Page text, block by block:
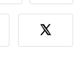
esta